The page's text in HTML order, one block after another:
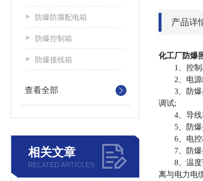
防爆防腐配电箱
防爆控制箱
防爆接线箱
查看全部
相关文章
RELATED ARTICLES
产品详
化工厂防爆
1、控制柜
2、电源线
3、防爆控
调试;
4、导线在
5、防爆控
6、电控柜
7、防爆控
8、温度调
离与电力电